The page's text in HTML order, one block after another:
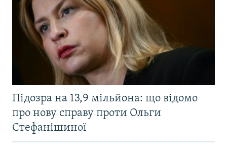
Підозра на 13,9 мільйона: що відомо
про нову справу проти Ольги
Стефанішиної